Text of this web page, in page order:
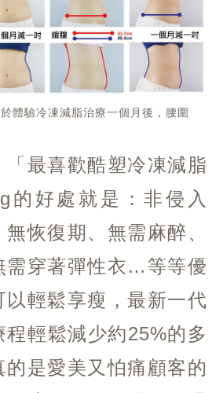
體驗冷凍減脂治療一個月後，腰圍
「最喜歡酷塑冷凍減脂
的好處就是：非侵入
恢復期、無需麻醉、
需穿著彈性衣…等等優
以輕鬆享瘦，最新一代
輕鬆減少約25%的多
是愛美又怕痛顧客的